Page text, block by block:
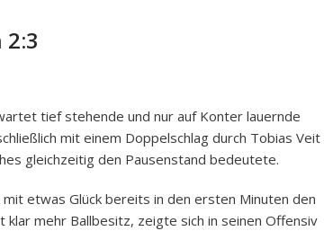
2:3
tief stehende und nur auf Konter lauernde
mit einem Doppelschlag durch Tobias Veit
gleichzeitig den Pausenstand bedeutete.
etwas Glück bereits in den ersten Minuten den
mehr Ballbesitz, zeigte sich in seinen Offensiv